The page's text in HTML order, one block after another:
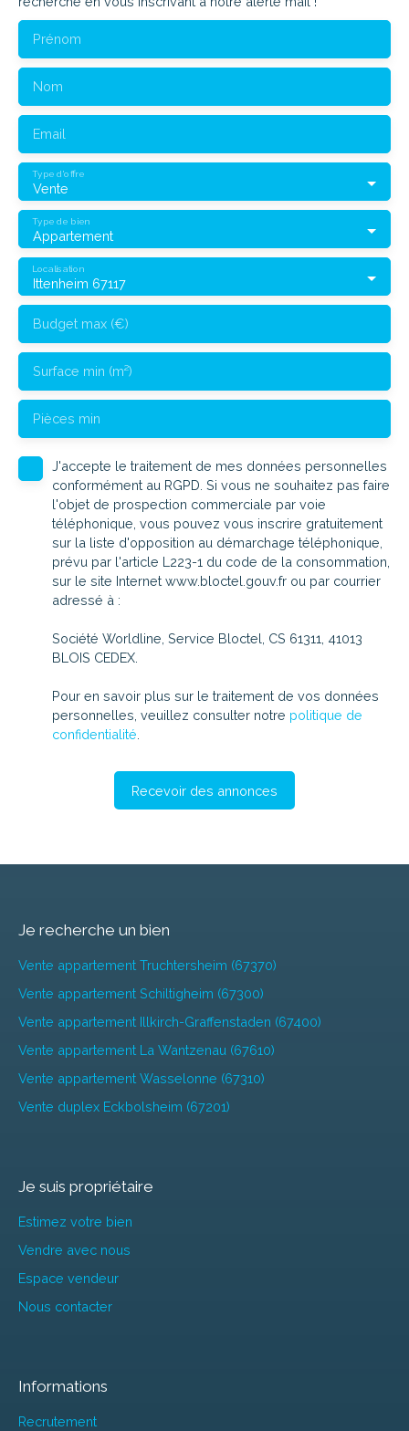
Prénom
Nom
Email
Vente
Type d'offre
Appartement
Type de bien
Ittenheim 67117
Localisation
Budget max (€)
Surface min (m²)
Pièces min
J'accepte le traitement de mes données personnelles
conformément au RGPD. Si vous ne souhaitez pas faire
l'objet de prospection commerciale par voie
téléphonique, vous pouvez vous inscrire gratuitement
sur la liste d'opposition au démarchage téléphonique,
prévu par l'article L223-1 du code de la consommation,
sur le site Internet www.bloctel.gouv.fr ou par courrier
adressé à :
Société Worldline, Service Bloctel, CS 61311, 41013
BLOIS CEDEX.
Pour en savoir plus sur le traitement de vos données
personnelles, veuillez consulter notre politique de
confidentialité
Recevoir des annonces
Je recherche un bien
Vente appartement Truchtersheim (67370)
Vente appartement Schiltigheim (67300)
Vente appartement Illkirch-Graffenstaden (67400)
Vente appartement La Wantzenau (67610)
Vente appartement Wasselonne (67310)
Vente duplex Eckbolsheim (67201)
Je suis propriétaire
Estimez votre bien
Vendre avec nous
Espace vendeur
Nous contacter
Informations
Recrutement